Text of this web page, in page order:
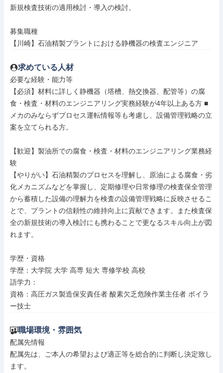
新規検査技術の適用検討・導入の検討。
募集職種
【川崎】石油精製プラントにおける静機器の検査エンジニア
求めている人材
必要な経験・能力等
【必須】材料に詳しく静機器（塔槽、熱交換器、配管等）の腐
食・検査・材料のエンジニアリング実務経験が4年以上ある方 ■
メカのみならずプロセス運転情報等も考慮し、設備管理戦略の立
案を立てられる方。
【歓迎】製油所での腐食・検査・材料のエンジニアリング業務経
験
【やりがい】石油精製のプロセスを理解し、原油による腐食・劣
化メカニズムなどを掌握し、定期修理や日常修理の検査保全管理
から蓄積した設備の理解力を検査の設備管理戦略に反映させるこ
とで、プラントの信頼性の維持向上に貢献できます。また検査保
全の新規技術の導入検討にも携わることで更なるスキル向上が図
れます。
学歴・資格
学歴：大学院 大学 高専 短大 専修学校 高校
語学力：
資格：高圧ガス製造保安責任者 酸素欠乏危険作業主任者 ボイラ
ー技士
職場環境・雰囲気
配属先情報
配属先は、ご本人の希望および適正等を総合的に判断し決定致し
ます。